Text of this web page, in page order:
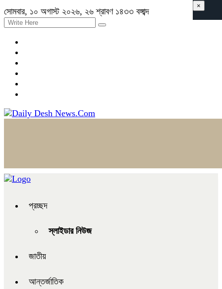
সোমবার, ১০ অগাস্ট ২০২৬, ২৬ শ্রাবণ ১৪৩৩ বঙ্গাব্দ
প্রচ্ছদ
স্লাইডার নিউজ
জাতীয়
আন্তর্জাতিক
×